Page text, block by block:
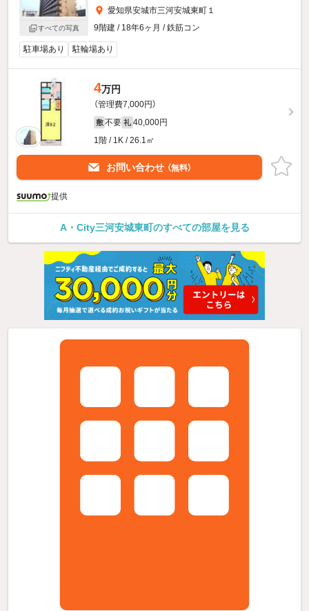
すべての写真
愛知県安城市三河安城東町１
9階建 / 18年6ヶ月 / 鉄筋コン
駐車場あり 駐輪場あり
4万円
（管理費7,000円）
敷 不要 礼 40,000円
1階 / 1K / 26.1㎡
お問い合わせ （無料）
提供
A・City三河安城東町のすべての部屋を見る